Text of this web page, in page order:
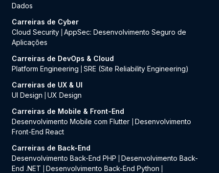
Dados
Carreiras de Cyber
Cloud Security AppSec: Desenvolvimento Seguro de
Aplicações
Carreiras de DevOps & Cloud
Platform Engineering
SRE (Site Reliability Engineering)
Carreiras de UX & UI
UI Design
UX Design
Carreiras de Mobile & Front-End
Desenvolvimento Mobile com Flutter
Desenvolvimento
Front-End React
Carreiras de Back-End
Desenvolvimento Back-End PHP
Desenvolvimento Back-
End .NET
Desenvolvimento Back-End Python